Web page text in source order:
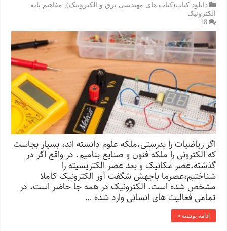
دانلود کتاب(کتاب های مهندسی برق و الکترونیک), مفاهیم پایه
الکترونیک
18
اگر ریاضیات را بدرستی،ملکه علوم دانسته اند، بسیار بجاست
که الکترونی را ملکه فنون و صنایع بنامیم. در واقع اگر در
گذشته،عصر مکانیک و بعد عصر الکتریسیته را
شناختیم،عصرما باجهش شگفت آور الکترونیک کاملا
مشخص شده است. الکترونیک در همه جا حاضر است، در
تمامی فعالیت های انسانی وارد شده …
ادامه نوشته »